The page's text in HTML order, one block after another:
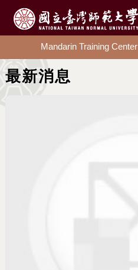
Mandarin Training Center
最新消息